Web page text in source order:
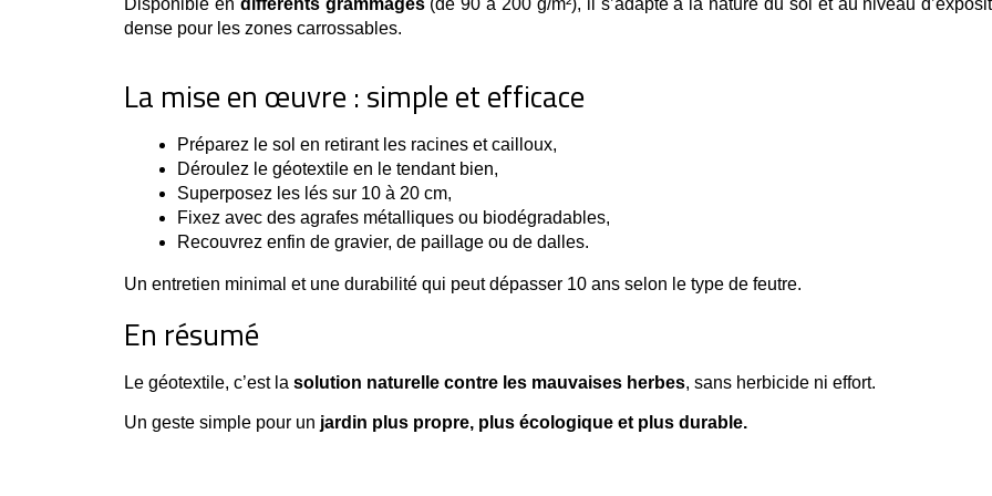
dense pour les zones carrossables.
La mise en œuvre : simple et efficace
Préparez le sol en retirant les racines et cailloux,
Déroulez le géotextile en le tendant bien,
Superposez les lés sur 10 à 20 cm,
Fixez avec des agrafes métalliques ou biodégradables,
Recouvrez enfin de gravier, de paillage ou de dalles.
Un entretien minimal et une durabilité qui peut dépasser 10 ans selon le type de feutre.
En résumé
Le géotextile, c’est la solution naturelle contre les mauvaises herbes, sans herbicide ni effort.
Un geste simple pour un jardin plus propre, plus écologique et plus durable.